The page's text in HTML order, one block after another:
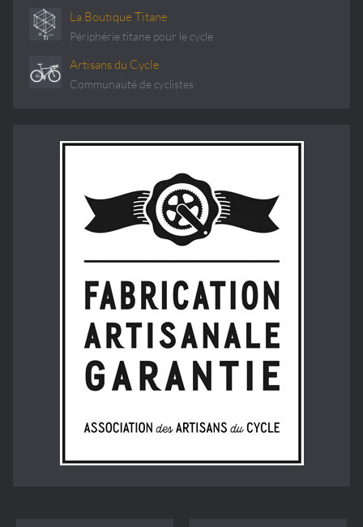
La Boutique Titane
Périphérie titane pour le cycle
Artisans du Cycle
Communauté de cyclistes